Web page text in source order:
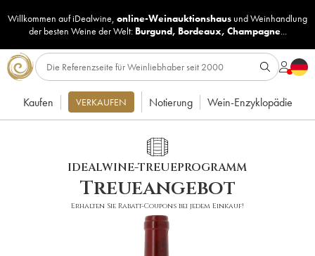
Willkommen auf iDealwine, online-Weinauktionshaus undWeinhandlung
der besten Weine der Welt: Burgund, Bordeaux, Champagne...
Kaufen VERKAUFEN Notierung Wein-Enzyklopädie
IDEALWINE-TREUEPROGRAMM
Treueangebot
Erhalten Sie Rabatt-Coupons bei jedem Einkauf!